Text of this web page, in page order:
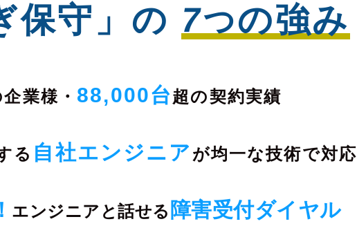
保守」の 7つの強み
業様・ 88,000台超の契約実績
る 自社エンジニア が均一な技術で対応
エンジニアと話せる 障害受付ダイヤル